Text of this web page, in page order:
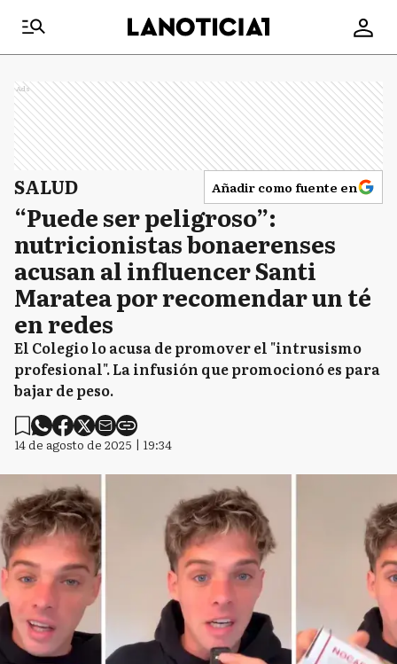
Ads
SALUD Añadir como fuente en
“Puede ser peligroso”:
nutricionistas bonaerenses
acusan al influencer Santi
Maratea por recomendar un té
en redes
El Colegio lo acusa de promover el "intrusismo
profesional". La infusión que promocionó es para
bajar de peso.
14 de agosto de 2025 | 19:34